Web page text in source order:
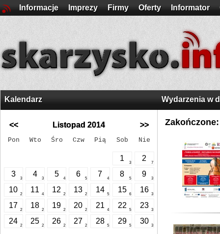
Informacje Imprezy Firmy Oferty Informator
Kalendarz
<< Listopad 2014 >>
Pon Wto Śro Czw Pią Sob Nie
1
3
2
7
3
3
4
3
5
4
6
5
7
4
8
5
9
3
10
2
11
4
12
2
13
2
14
5
15
6
16
3
17
2
18
2
19
2
20
2
21
4
22
5
23
3
24
2
25
2
26
2
27
2
28
5
29
5
30
3
Wydarzenia w
Zakończone: